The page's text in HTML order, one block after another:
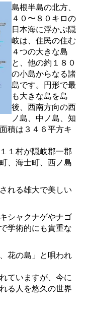
島根半島の北方、
４０〜８０キロの
日本海に浮かぶ隠
岐は、住民の住む
４つの大きな島
と、他の約１８０
の小島からなる諸
島です。円形で最
も大きな島を島
後、西南方向の西
ノ島、中ノ島、知
積は３４６平方キ
１村が隠岐郡一郡
、海士町、西ノ島
れる雄大で美しい
シャクナゲやナゴ
学術的にも貴重な
花の島」と唄われ
ていますが、今に
る人を悠久の世界